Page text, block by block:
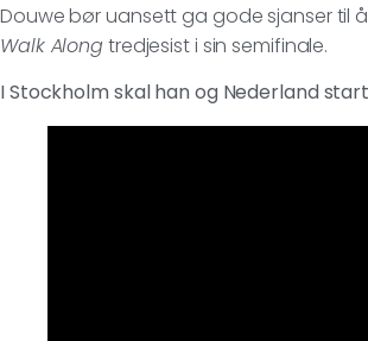
Douwe bør uansett ga gode sjanser til
Walk Alongtredjesist i sin semifinale.
I Stockholm skal han og Nederland